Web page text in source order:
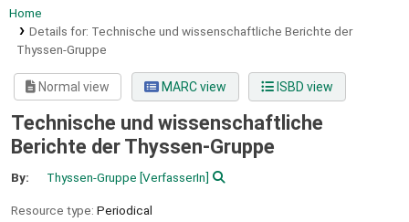
Home
Details for: Technische und wissenschaftliche Berichte der
Thyssen-Gruppe
Normal view MARC view ISBD view
Technische und wissenschaftliche
Berichte der Thyssen-Gruppe
By: Thyssen-Gruppe [VerfasserIn]
Resource type: Periodical